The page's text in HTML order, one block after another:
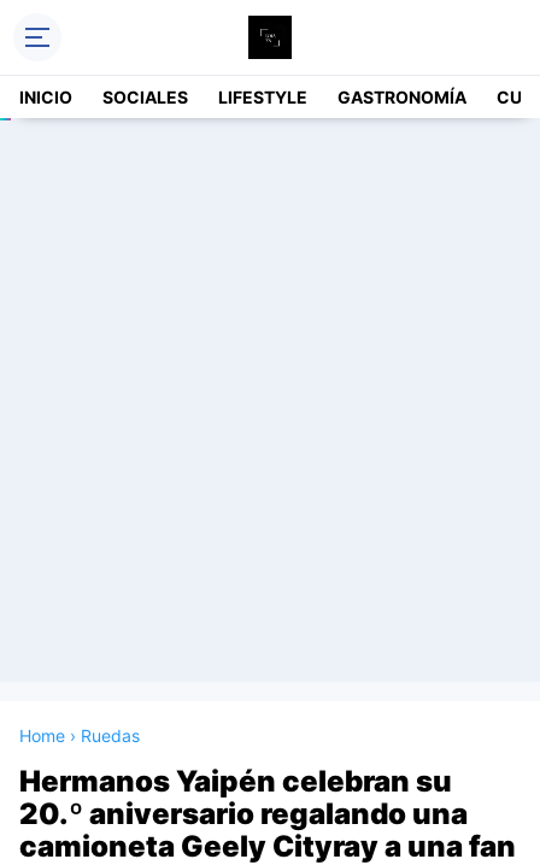
INICIO SOCIALES LIFESTYLE GASTRONOMÍA
Home › Ruedas
Hermanos Yaipén celebran su
20.º aniversario regalando una
camioneta Geely Cityray a una fan